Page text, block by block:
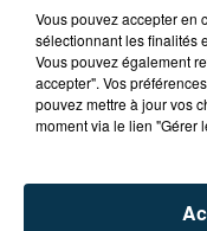
16h14
16h14
Vous pouvez accepter en
sélectionnant les finalités
Vous pouvez également
accepter". Vos
pouvez mettre à jour vos
moment via le lien "Gérer